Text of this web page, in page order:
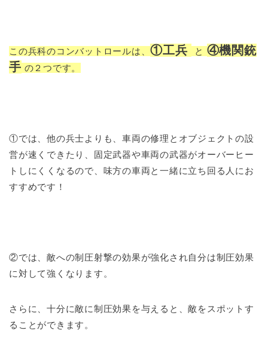
この兵科のコンバットロールは、①工兵 と ④機関銃
手 の２つです。
①では、他の兵士よりも、車両の修理とオブジェクトの設
営が速くできたり、固定武器や車両の武器がオーバーヒー
トしにくくなるので、味方の車両と一緒に立ち回る人にお
すすめです！
②では、敵への制圧射撃の効果が強化され自分は制圧効果
に対して強くなります。
さらに、十分に敵に制圧効果を与えると、敵をスポットす
ることができます。